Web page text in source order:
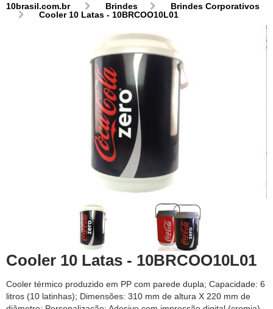
10brasil.com.br Brindes
Brindes Corporativos
Cooler 10 Latas - 10BRCOO10L01
Cooler 10 Latas - 10BRCOO10L01
Cooler térmico produzido em PP com parede dupla; Capacidade: 6
litros (10 latinhas); Dimensões: 310 mm de altura X 220 mm de